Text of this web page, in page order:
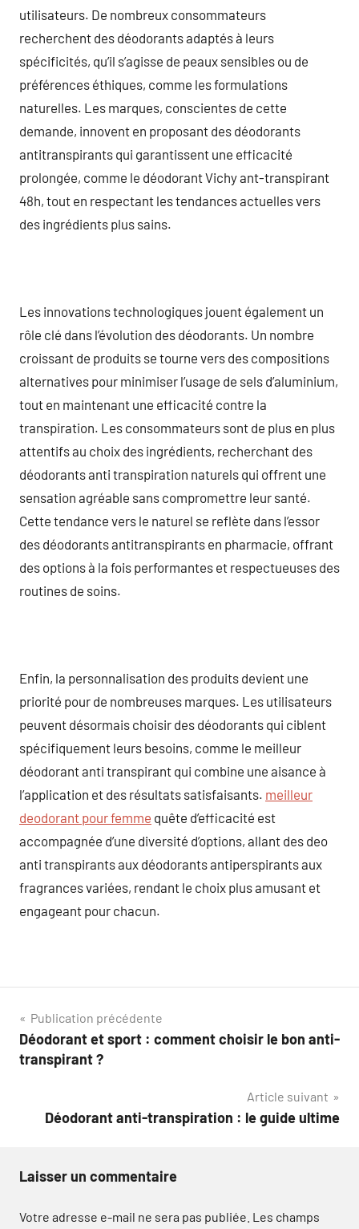
utilisateurs. De nombreux consommateurs
recherchent des déodorants adaptés à leurs
spécificités, qu’il s’agisse de peaux sensibles ou de
préférences éthiques, comme les formulations
naturelles. Les marques, conscientes de cette
demande, innovent en proposant des déodorants
antitranspirants qui garantissent une efficacité
prolongée, comme le déodorant Vichy ant-transpirant
48h, tout en respectant les tendances actuelles vers
des ingrédients plus sains.
Les innovations technologiques jouent également un
rôle clé dans l’évolution des déodorants. Un nombre
croissant de produits se tourne vers des compositions
alternatives pour minimiser l’usage de sels d’aluminium,
tout en maintenant une efficacité contre la
transpiration. Les consommateurs sont de plus en plus
attentifs au choix des ingrédients, recherchant des
déodorants anti transpiration naturels qui offrent une
sensation agréable sans compromettre leur santé.
Cette tendance vers le naturel se reflète dans l’essor
des déodorants antitranspirants en pharmacie, offrant
des options à la fois performantes et respectueuses des
routines de soins.
Enfin, la personnalisation des produits devient une
priorité pour de nombreuses marques. Les utilisateurs
peuvent désormais choisir des déodorants qui ciblent
spécifiquement leurs besoins, comme le meilleur
déodorant anti transpirant qui combine une aisance à
l’application et des résultats satisfaisants. meilleur
deodorant pour femme quête d’efficacité est
accompagnée d’une diversité d’options, allant des deo
anti transpirants aux déodorants antiperspirants aux
fragrances variées, rendant le choix plus amusant et
engageant pour chacun.
Navigation
de
Publication précédente
Déodorant et sport : comment choisir le bon anti-
transpirant ?
Article suivant
Déodorant anti-transpiration : le guide ultime
Laisser un commentaire
Votre adresse e-mail ne sera pas publiée. Les champs